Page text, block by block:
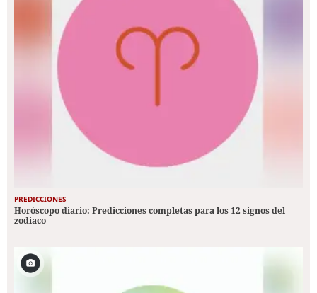
PREDICCIONES
Horóscopo diario: Predicciones completas para los 12 signos del
zodiaco